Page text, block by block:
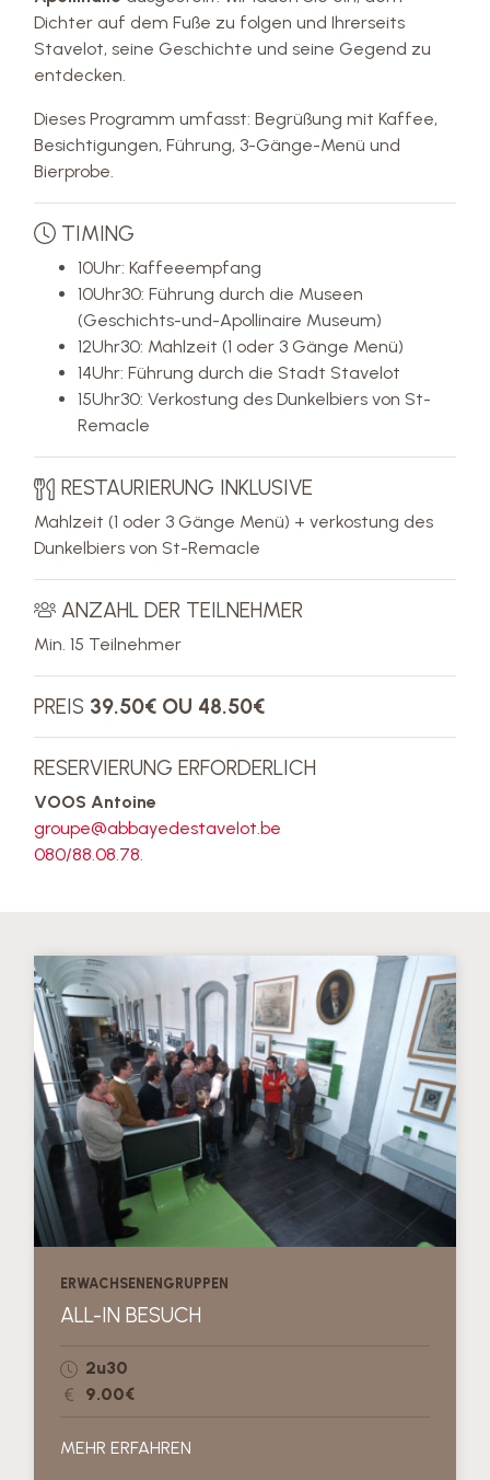
Dichter auf dem Fuße zu folgen und Ihrerseits
Stavelot, seine Geschichte und seine Gegend zu
entdecken.
Dieses Programm umfasst: Begrüßung mit Kaffee,
Besichtigungen, Führung, 3-Gänge-Menü und
Bierprobe.
TIMING
10Uhr: Kaffeeempfang
10Uhr30: Führung durch die Museen
(Geschichts-und-Apollinaire Museum)
12Uhr30: Mahlzeit (1 oder 3 Gänge Menü)
14Uhr: Führung durch die Stadt Stavelot
15Uhr30: Verkostung des Dunkelbiers von St-
Remacle
RESTAURIERUNG INKLUSIVE
Mahlzeit (1 oder 3 Gänge Menü) + verkostung des
Dunkelbiers von St-Remacle
ANZAHL DER TEILNEHMER
Min. 15 Teilnehmer
PREIS 39.50€ OU 48.50€
RESERVIERUNG ERFORDERLICH
VOOS Antoine
groupe@abbayedestavelot.be
080/88.08.78.
ERWACHSENENGRUPPEN
ALL-IN BESUCH
2u30
9.00€
MEHR ERFAHREN